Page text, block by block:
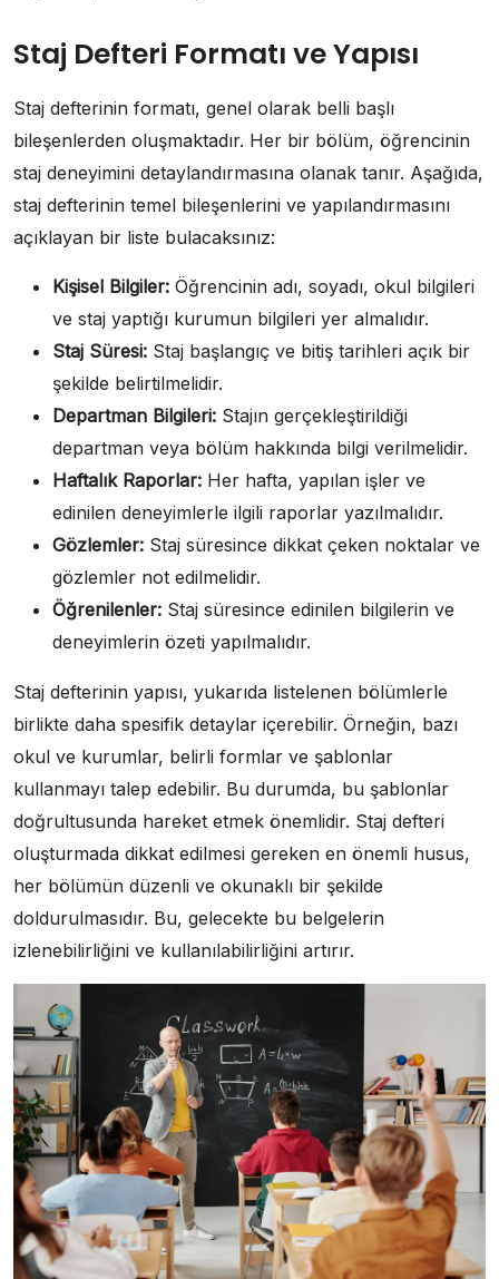
Staj Defteri Formatı ve Yapısı
Staj defterinin formatı, genel olarak belli başlı
bileşenlerden oluşmaktadır. Her bir bölüm, öğrencinin
staj deneyimini detaylandırmasına olanak tanır. Aşağıda,
staj defterinin temel bileşenlerini ve yapılandırmasını
açıklayan bir liste bulacaksınız:
Kişisel Bilgiler: Öğrencinin adı, soyadı, okul bilgileri
ve staj yaptığı kurumun bilgileri yer almalıdır.
Staj Süresi: Staj başlangıç ve bitiş tarihleri açık bir
şekilde belirtilmelidir.
Departman Bilgileri: Stajın gerçekleştirildiği
departman veya bölüm hakkında bilgi verilmelidir.
Haftalık Raporlar: Her hafta, yapılan işler ve
edinilen deneyimlerle ilgili raporlar yazılmalıdır.
Gözlemler: Staj süresince dikkat çeken noktalar ve
gözlemler not edilmelidir.
Öğrenilenler: Staj süresince edinilen bilgilerin ve
deneyimlerin özeti yapılmalıdır.
Staj defterinin yapısı, yukarıda listelenen bölümlerle
birlikte daha spesifik detaylar içerebilir. Örneğin, bazı
okul ve kurumlar, belirli formlar ve şablonlar
kullanmayı talep edebilir. Bu durumda, bu şablonlar
doğrultusunda hareket etmek önemlidir. Staj defteri
oluşturmada dikkat edilmesi gereken en önemli husus,
her bölümün düzenli ve okunaklı bir şekilde
doldurulmasıdır. Bu, gelecekte bu belgelerin
izlenebilirliğini ve kullanılabilirliğini artırır.